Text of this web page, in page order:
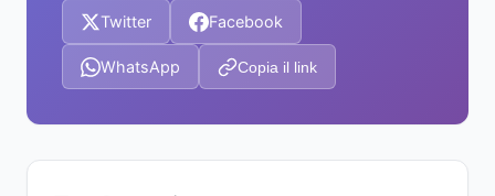
Twitter Facebook
WhatsApp Copia il link